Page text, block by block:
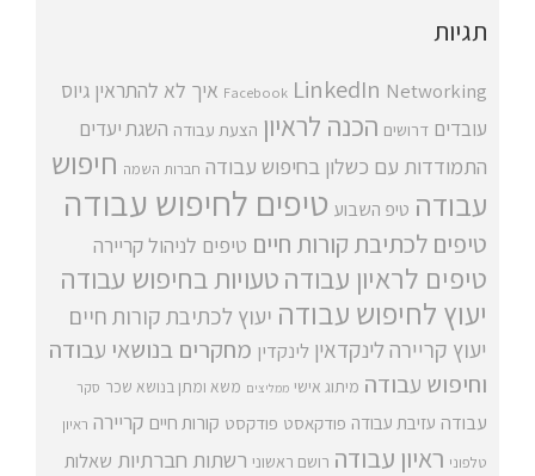
תגיות
Facebook LinkedIn Networking איך לא להתראין גיוס
עובדים דרושים הכנה לראיון הצעת עבודה השגת יעדים
התמודדות עם כשלון בחיפוש עבודה חברות השמה חיפוש
עבודה טיפ השבוע טיפים לחיפוש עבודה
טיפים לכתיבת קורות חיים טיפים לניהול קריירה
טיפים לראיון עבודהטעויות בחיפוש עבודה
יעוץ לחיפוש עבודה יעוץ לכתיבת קורות חיים
יעוץ קריירה לינקדאין לינקדין מחקרים בנושאי עבודה
וחיפוש עבודה מיתוג אישי ממליצים משא ומתן בנושא שכר סקר
עבודה עזיבת עבודה פודקאסט פודקסט קורות חיים קריירה ראיון
טלפוני ראיון עבודה רושם ראשוני רשתות חברתיות שאלות